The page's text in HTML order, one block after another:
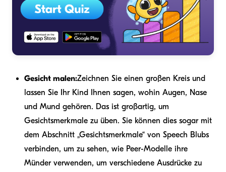
Gesicht malen:Zeichnen Sie einen großen Kreis und
lassen Sie Ihr Kind Ihnen sagen, wohin Augen, Nase
und Mund gehören. Das ist großartig, um
Gesichtsmerkmale zu üben. Sie können dies sogar mit
dem Abschnitt „Gesichtsmerkmale“ von Speech Blubs
verbinden, um zu sehen, wie Peer-Modelle ihre
Münder verwenden, um verschiedene Ausdrücke zu